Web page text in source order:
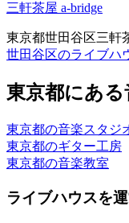
三軒茶屋 a-bridge
東京都世田谷区三軒
世田谷区のライブハ
東京都にある
東京都の音楽スタジ
東京都のギター工房
東京都の音楽教室
ライブハウスを